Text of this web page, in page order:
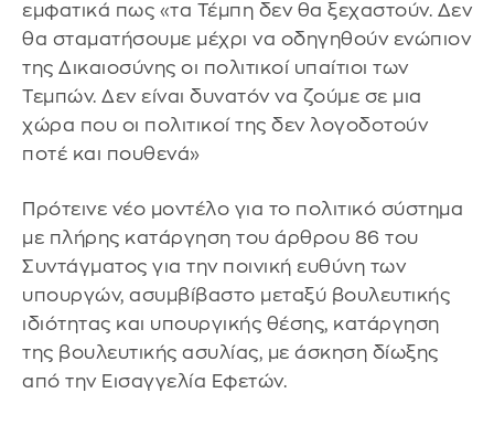
εμφατικά πως «τα Τέμπη δεν θα ξεχαστούν. Δεν
θα σταματήσουμε μέχρι να οδηγηθούν ενώπιον
της Δικαιοσύνης οι πολιτικοί υπαίτιοι των
Τεμπών. Δεν είναι δυνατόν να ζούμε σε μια
χώρα που οι πολιτικοί της δεν λογοδοτούν
ποτέ και πουθενά»
Πρότεινε νέο μοντέλο για το πολιτικό σύστημα
με πλήρης κατάργηση του άρθρου 86 του
Συντάγματος για την ποινική ευθύνη των
υπουργών, ασυμβίβαστο μεταξύ βουλευτικής
ιδιότητας και υπουργικής θέσης, κατάργηση
της βουλευτικής ασυλίας, με άσκηση δίωξης
από την Εισαγγελία Εφετών.